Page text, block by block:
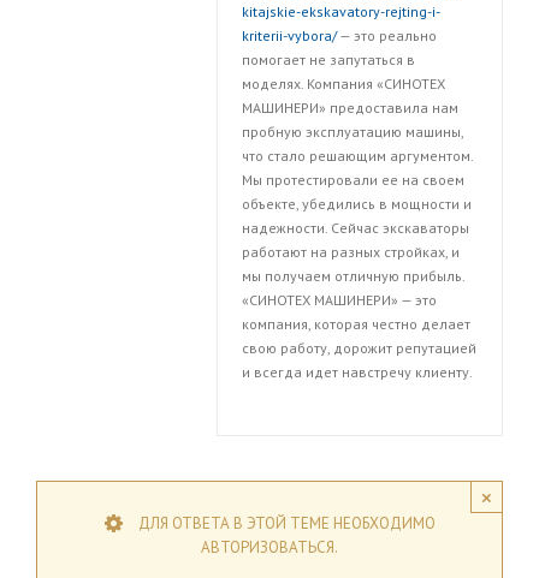
kitajskie-ekskavatory-rejting-i-
kriterii-vybora/— это реально
помогает не запутаться в
моделях. Компания «СИНОТЕХ
МАШИНЕРИ» предоставила нам
пробную эксплуатацию машины,
что стало решающим аргументом.
Мы протестировали ее на своем
объекте, убедились в мощности и
надежности. Сейчас экскаваторы
работают на разных стройках, и
мы получаем отличную прибыль.
«СИНОТЕХ МАШИНЕРИ» — это
компания, которая честно делает
свою работу, дорожит репутацией
и всегда идет навстречу клиенту.
×
ДЛЯ ОТВЕТА В ЭТОЙ ТЕМЕ НЕОБХОДИМО
АВТОРИЗОВАТЬСЯ.